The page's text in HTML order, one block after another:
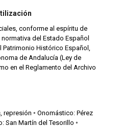
conforme al espíritu de
del Estado Español
Patrimonio Histórico Español,
de Andalucía (Ley de
en el Reglamento del Archivo
represión ◦ Onomástico: Pérez
San Martín del Tesorillo ◦